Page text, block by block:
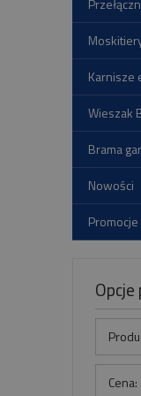
Karnisze
Wieszak
Brama
Nowości
Promocje